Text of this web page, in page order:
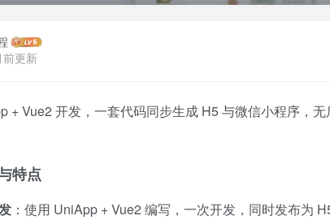
更新
+ Vue2 开发，一套代码同步生成 H5 与微信小程序，
特点
：使用 UniApp + Vue2 编写，一次开发，同时发布为